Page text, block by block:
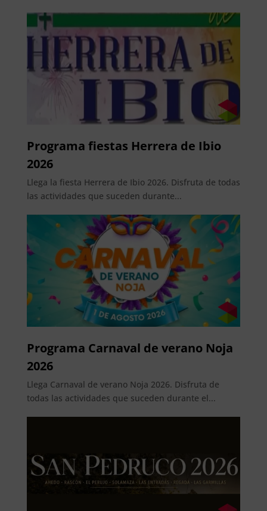
Programa fiestas Herrera de Ibio
2026
Llega la fiesta Herrera de Ibio 2026. Disfruta de todas
las actividades que suceden durante...
Programa Carnaval de verano Noja
2026
Llega Carnaval de verano Noja 2026. Disfruta de
todas las actividades que suceden durante el...